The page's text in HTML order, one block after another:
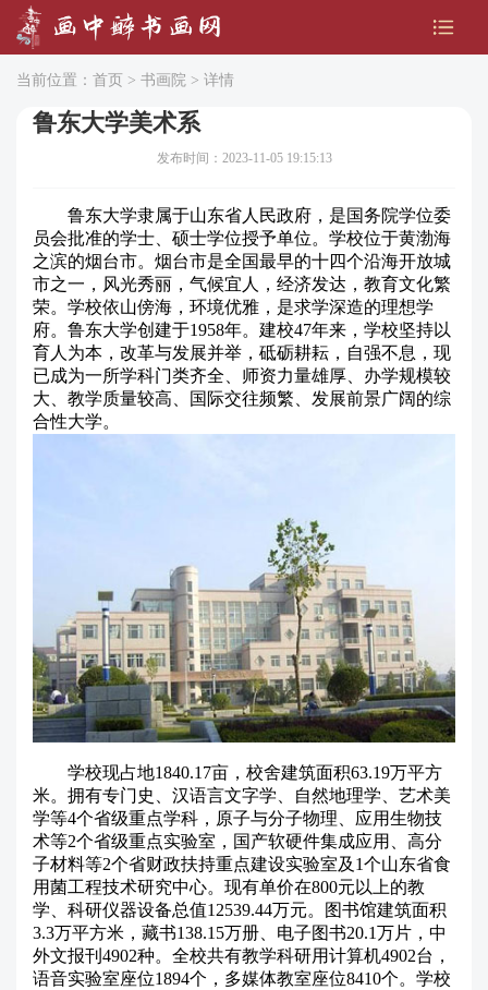
当前位置： 首页 > 书画院 > 详情
鲁东大学美术系
发布时间：2023-11-05 19:15:13
鲁东大学隶属于山东省人民政府，是国务院学位委
员会批准的学士、硕士学位授予单位。学校位于黄渤海
之滨的烟台市。烟台市是全国最早的十四个沿海开放城
市之一，风光秀丽，气候宜人，经济发达，教育文化繁
荣。学校依山傍海，环境优雅，是求学深造的理想学
府。鲁东大学创建于1958年。建校47年来，学校坚持以
育人为本，改革与发展并举，砥砺耕耘，自强不息，现
已成为一所学科门类齐全、师资力量雄厚、办学规模较
大、教学质量较高、国际交往频繁、发展前景广阔的综
合性大学。
学校现占地1840.17亩，校舍建筑面积63.19万平方
米。拥有专门史、汉语言文字学、自然地理学、艺术美
学等4个省级重点学科，原子与分子物理、应用生物技
术等2个省级重点实验室，国产软硬件集成应用、高分
子材料等2个省财政扶持重点建设实验室及1个山东省食
用菌工程技术研究中心。现有单价在800元以上的教
学、科研仪器设备总值12539.44万元。图书馆建筑面积
3.3万平方米，藏书138.15万册、电子图书20.1万片，中
外文报刊4902种。全校共有教学科研用计算机4902台，
语音实验室座位1894个，多媒体教室座位8410个。学校